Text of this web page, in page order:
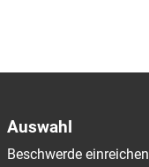
Auswahl
Beschwerde einreichen